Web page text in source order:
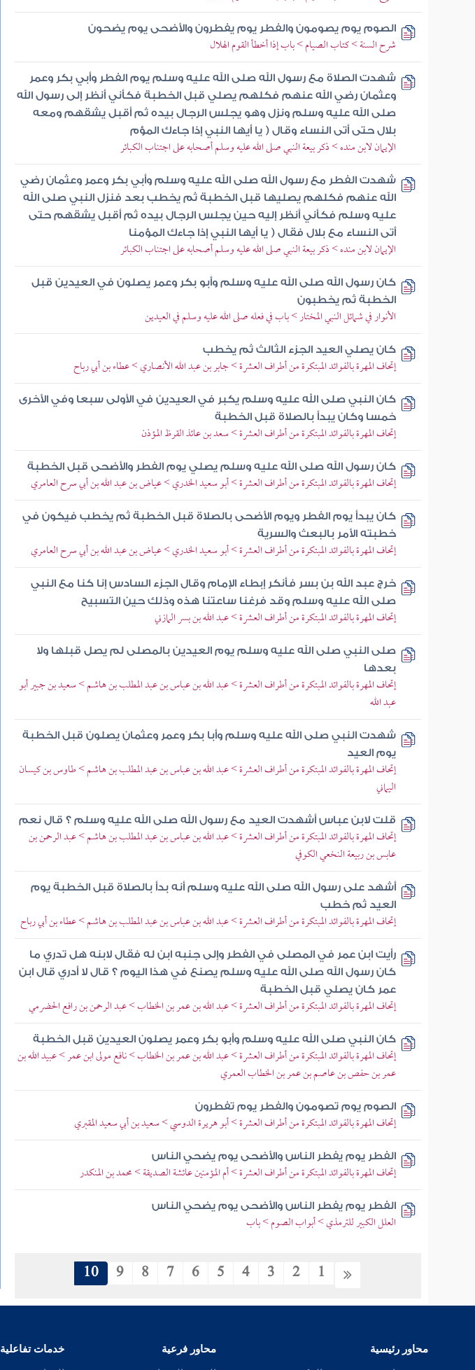
الصوم يوم يصومون والفطر يوم يفطرون والأضحى يوم يضحون
شرح السنة > كتاب الصيام > باب إذا أخطأ القوم الهلال
شهدت الصلاة مع رسول الله صلى الله عليه وسلم يوم الفطر وأبي بكر وعمر
وعثمان رضي الله عنهم فكلهم يصلي قبل الخطبة فكأني أنظر إلى رسول الله
صلى الله عليه وسلم ونزل وهو يجلس الرجال بيده ثم أقبل يشقهم ومعه
بلال حتى أتى النساء وقال ( يا أيها النبي إذا جاءك المؤم
الإيمان لابن منده > ذكر بيعة النبي صلى الله عليه وسلم أصحابه على اجتناب الكبائر
شهدت الفطر مع رسول الله صلى الله عليه وسلم وأبي بكر وعمر وعثمان رضي
الله عنهم فكلهم يصليها قبل الخطبة ثم يخطب بعد فنزل النبي صلى الله
عليه وسلم فكأني أنظر إليه حين يجلس الرجال بيده ثم أقبل يشقهم حتى
أتى النساء مع بلال فقال ( يا أيها النبي إذا جاءك المؤمنا
الإيمان لابن منده > ذكر بيعة النبي صلى الله عليه وسلم أصحابه على اجتناب الكبائر
كان رسول الله صلى الله عليه وسلم وأبو بكر وعمر يصلون في العيدين قبل
الخطبة ثم يخطبون
الأنوار في شمائل النبي المختار > باب في فعله صلى الله عليه وسلم في العيدين
كان يصلي العيد الجزء الثالث ثم يخطب
إتحاف المهرة بالفوائد المبتكرة من أطراف العشرة > جابر بن عبد الله الأنصاري > عطاء بن أبي رباح
كان النبي صلى الله عليه وسلم يكبر في العيدين في الأولى سبعا وفي الأخرى
خمسا وكان يبدأ بالصلاة قبل الخطبة
إتحاف المهرة بالفوائد المبتكرة من أطراف العشرة > سعد بن عائذ القرظ المؤذن
كان رسول الله صلى الله عليه وسلم يصلي يوم الفطر والأضحى قبل الخطبة
إتحاف المهرة بالفوائد المبتكرة من أطراف العشرة > أبو سعيد الخدري > عياض بن عبد الله بن أبي سرح العامري
كان يبدأ يوم الفطر ويوم الأضحى بالصلاة قبل الخطبة ثم يخطب فيكون في
خطبته الأمر بالبعث والسرية
إتحاف المهرة بالفوائد المبتكرة من أطراف العشرة > أبو سعيد الخدري > عياض بن عبد الله بن أبي سرح العامري
خرج عبد الله بن بسر فأنكر إبطاء الإمام وقال الجزء السادس إنا كنا مع النبي
صلى الله عليه وسلم وقد فرغنا ساعتنا هذه وذلك حين التسبيح
إتحاف المهرة بالفوائد المبتكرة من أطراف العشرة > عبد الله بن بسر المازني
صلى النبي صلى الله عليه وسلم يوم العيدين بالمصلى لم يصل قبلها ولا
بعدها
إتحاف المهرة بالفوائد المبتكرة من أطراف العشرة > عبد الله بن عباس بن عبد المطلب بن هاشم > سعيد بن جبير أبو
عبد الله
شهدت النبي صلى الله عليه وسلم وأبا بكر وعمر وعثمان يصلون قبل الخطبة
يوم العيد
إتحاف المهرة بالفوائد المبتكرة من أطراف العشرة > عبد الله بن عباس بن عبد المطلب بن هاشم > طاوس بن كيسان
اليماني
قلت لابن عباس أشهدت العيد مع رسول الله صلى الله عليه وسلم ؟ قال نعم
إتحاف المهرة بالفوائد المبتكرة من أطراف العشرة > عبد الله بن عباس بن عبد المطلب بن هاشم > عبد الرحمن بن
عابس بن ربيعة النخعي الكوفي
أشهد على رسول الله صلى الله عليه وسلم أنه بدأ بالصلاة قبل الخطبة يوم
العيد ثم خطب
إتحاف المهرة بالفوائد المبتكرة من أطراف العشرة > عبد الله بن عباس بن عبد المطلب بن هاشم > عطاء بن أبي رباح
رأيت ابن عمر في المصلى في الفطر وإلى جنبه ابن له فقال لابنه هل تدري ما
كان رسول الله صلى الله عليه وسلم يصنع في هذا اليوم ؟ قال لا أدري قال ابن
عمر كان يصلي قبل الخطبة
إتحاف المهرة بالفوائد المبتكرة من أطراف العشرة > عبد الله بن عمر بن الخطاب > عبد الرحمن بن رافع الحضرمي
كان النبي صلى الله عليه وسلم وأبو بكر وعمر يصلون العيدين قبل الخطبة
إتحاف المهرة بالفوائد المبتكرة من أطراف العشرة > عبد الله بن عمر بن الخطاب > نافع مولى ابن عمر > عبيد الله بن
عمر بن حفص بن عاصم بن عمر بن الخطاب العمري
الصوم يوم تصومون والفطر يوم تفطرون
إتحاف المهرة بالفوائد المبتكرة من أطراف العشرة > أبو هريرة الدوسي > سعيد بن أبي سعيد المقبري
الفطر يوم يفطر الناس والأضحى يوم يضحي الناس
إتحاف المهرة بالفوائد المبتكرة من أطراف العشرة > أم المؤمنين عائشة الصديقة > محمد بن المنكدر
الفطر يوم يفطر الناس والأضحى يوم يضحي الناس
العلل الكبير للترمذي > أبواب الصوم > باب
1
2
3
4
5
6
7
8
9
10
محاور رئيسية محاور فرعية خدمات تفاعلية